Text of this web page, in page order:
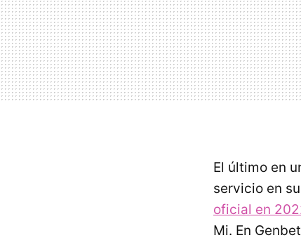
El último en
servicio en
oficial en
Mi. En